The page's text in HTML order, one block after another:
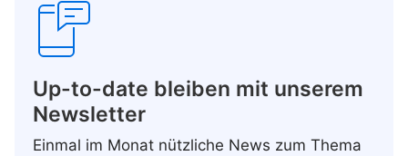
Up-to-date bleiben mit unserem
Newsletter
Einmal im Monat nützliche News zum Thema